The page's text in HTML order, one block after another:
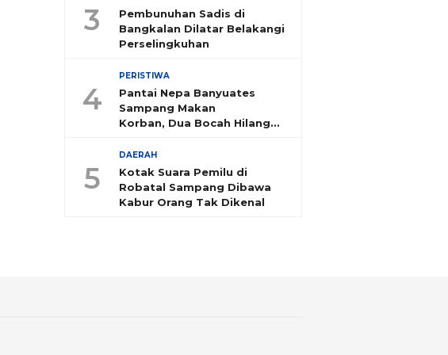
3
Pembunuhan Sadis di
Bangkalan Dilatar Belakangi
Perselingkuhan
4
PERISTIWA
Pantai Nepa Banyuates
Sampang Makan
Korban, Dua Bocah Hilang
5
DAERAH
Kotak Suara Pemilu di
Robatal Sampang Dibawa
Kabur Orang Tak Dikenal